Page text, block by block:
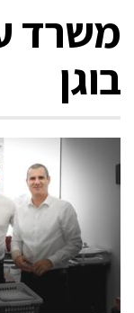
משרד
בוגן